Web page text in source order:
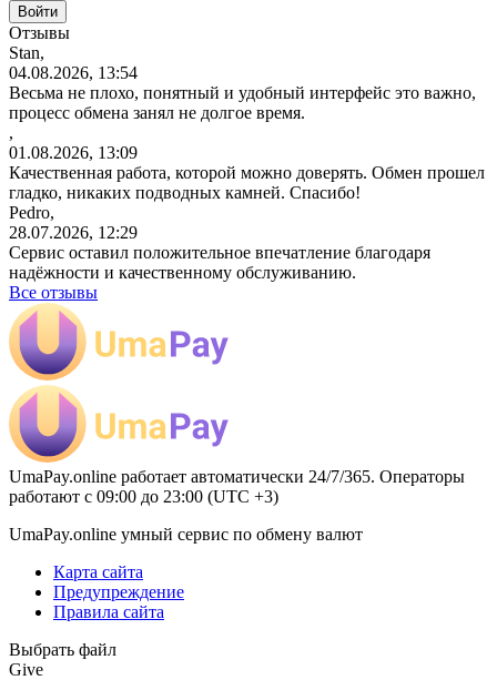
Отзывы
Stan,
04.08.2026, 13:54
Весьма не плохо, понятный и удобный интерфейс это важно,
процесс обмена занял не долгое время.
,
01.08.2026, 13:09
Качественная работа, которой можно доверять. Обмен прошел
гладко, никаких подводных камней. Спасибо!
Pedro,
28.07.2026, 12:29
Сервис оставил положительное впечатление благодаря
надёжности и качественному обслуживанию.
Все отзывы
UmaPay.online работает автоматически 24/7/365. Операторы
работают с 09:00 до 23:00 (UTC +3)
UmaPay.online умный сервис по обмену валют
Карта сайта
Предупреждение
Правила сайта
Выбрать файл
Give